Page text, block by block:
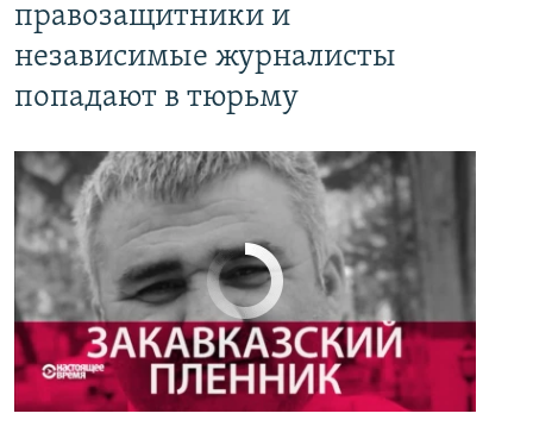
правозащитники и
независимые журналисты
попадают в тюрьму
No media source currently available